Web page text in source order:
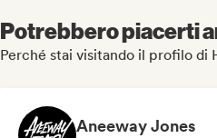
Potrebbero piacerti
Perché stai visitando il profilo di
Aneeway Jones